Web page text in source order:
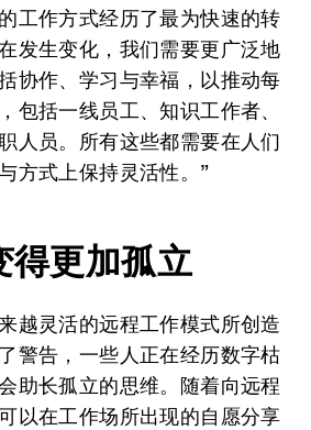
工作方式经历了最为快速的转
发生变化，我们需要更广泛地
协作、学习与幸福，以推动每
包括一线员工、知识工作者、
人员。所有这些都需要在人们
方式上保持灵活性。”
得更加孤立
越灵活的远程工作模式所创造
警告，一些人正在经历数字枯
助长孤立的思维。随着向远程
以在工作场所出现的自愿分享